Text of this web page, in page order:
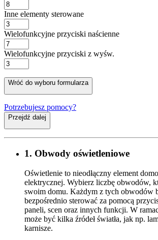
Inne elementy sterowane
Wielofunkcyjne przyciski naścienne
Wielofunkcyjne przyciski z wyśw.
Wróć do wyboru formularza
Potrzebujesz pomocy?
Przejdź dalej
1. Obwody oświetleniowe
Oświetlenie to nieodłączny element
elektrycznej. Wybierz liczbę obwodów,
swoim domu. Każdym z tych obwodów
bezpośrednio sterować za pomocą
paneli, scen oraz innych funkcji. W
może być kilka źródeł światła, jak np.
karnisze.